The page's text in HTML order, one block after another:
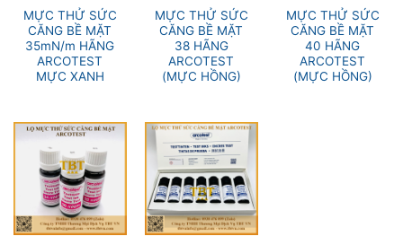
MỰC THỬ SỨC
CĂNG BỀ MẶT
35mN/m HÃNG
ARCOTEST
MỰC XANH
MỰC THỬ SỨC
CĂNG BỀ MẶT
38 HÃNG
ARCOTEST
(MỰC HỒNG)
MỰC THỬ SỨC
CĂNG BỀ MẶT
40 HÃNG
ARCOTEST
(MỰC HỒNG)